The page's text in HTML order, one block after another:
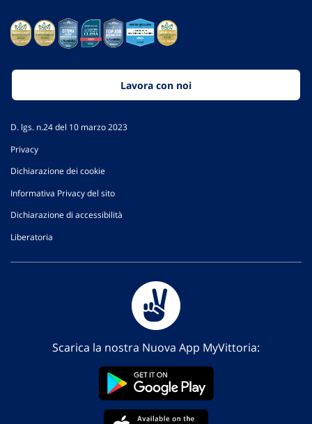
Lavora con noi
D. lgs. n.24 del 10 marzo 2023
Privacy
Dichiarazione dei cookie
Informativa Privacy del sito
Dichiarazione di accessibilità
Liberatoria
Scarica la nostra Nuova App MyVittoria: